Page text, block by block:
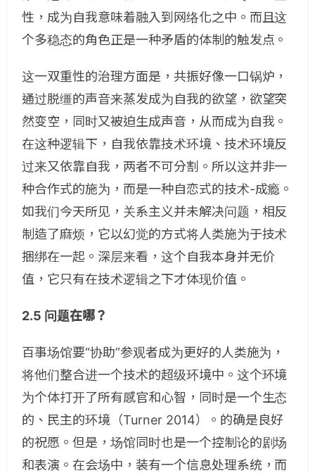
性，成为自我意味着融入到网络化之中。而且这
个多稳态的角色正是一种矛盾的体制的触发点。
这一双重性的治理方面是，共振好像一口锅炉，
通过脱缰的声音来蒸发成为自我的欲望，欲望突
然变空，同时又被迫生成声音，从而成为自我。
在这种逻辑下，自我依靠技术环境、技术环境反
过来又依靠自我，两者不可分割。所以这并非一
种合作式的施为，而是一种自恋式的技术-成瘾。
如我们今天所见，关系主义并未解决问题，相反
制造了麻烦，它以幻觉的方式将人类施为于技术
捆绑在一起。深层来看，这个自我本身并无价
值，它只有在技术逻辑之下才体现价值。
2.5 问题在哪？
百事场馆要“协助”参观者成为更好的人类施为，
将他们整合进一个技术的超级环境中。这个环境
为个体打开了所有感官和心智，同时是一个生态
的、民主的环境（Turner 2014）。的确是良好
的祝愿。但是，场馆同时也是一个控制论的剧场
和表演。在会场中，装有一个信息处理系统，而